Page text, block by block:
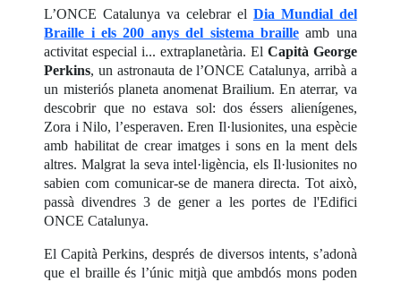
L’ONCE Catalunya va celebrar el Dia Mundial del
Braille i els 200 anys del sistema brailleamb una
activitat especial i... extraplanetària. El Capità George
Perkins, un astronauta de l’ONCE Catalunya, arribà a
un misteriós planeta anomenat Brailium. En aterrar, va
descobrir que no estava sol: dos éssers alienígenes,
Zora i Nilo, l’esperaven. Eren Il·lusionites, una espècie
amb habilitat de crear imatges i sons en la ment dels
altres. Malgrat la seva intel·ligència, els Il·lusionites no
sabien com comunicar-se de manera directa. Tot això,
passà divendres 3 de gener a les portes de l'Edifici
ONCE Catalunya.
El Capità Perkins, després de diversos intents, s’adonà
que el braille és l’únic mitjà que ambdós mons poden